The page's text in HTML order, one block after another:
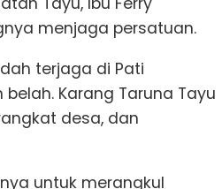
menjaga persatuan.
terjaga di Pati
Karang Taruna Tayu
desa, dan
untuk merangkul